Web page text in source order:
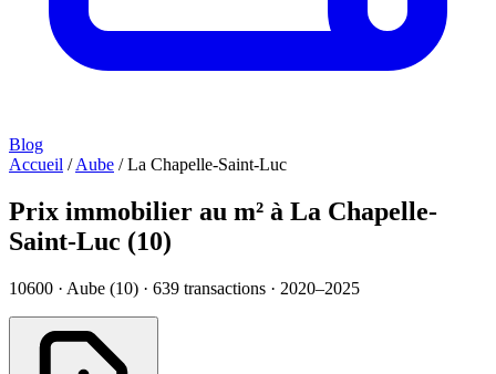
Blog
Accueil / Aube / La Chapelle-Saint-Luc
Prix immobilier au m² à La Chapelle-
Saint-Luc (10)
10600 · Aube (10) · 639 transactions · 2020–2025